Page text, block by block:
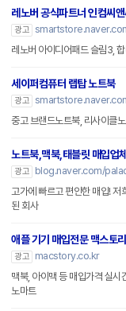
레노버 공식파트너 인컴씨앤
광고
레노버 아이디어패드 슬림3,
세이퍼컴퓨터 랩탑 노트북
광고
중고 브랜드노트북, 리사이클
노트북,맥북,태블릿 매입업체
광고
blog.naver.com/
고가에 빠르고 편안한 매입!
된 회사
애플 기기 매입전문 맥스토리
광고
macstory.co.kr
맥북, 아이맥 등 매입가격 실
노마트